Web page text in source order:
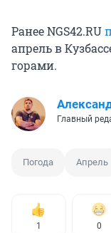
Ранее NGS42.RU
апрель в
горами.
Главный
Погода Апрель
1 0